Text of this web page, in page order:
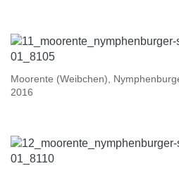
Moorente (Weibchen),
2016